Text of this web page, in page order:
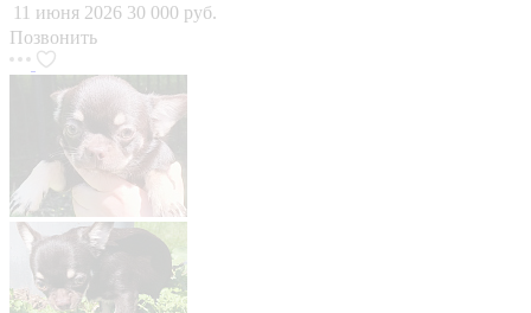
11 июня 2026 30 000 руб.
Позвонить